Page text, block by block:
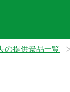
の提供景品一覧